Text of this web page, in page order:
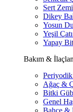
Sert
Dikey
Yosun
Yeşil
Yapay
Bakım &
Periyodik
Ağaç &
Bitki
Genel
Bahçe &